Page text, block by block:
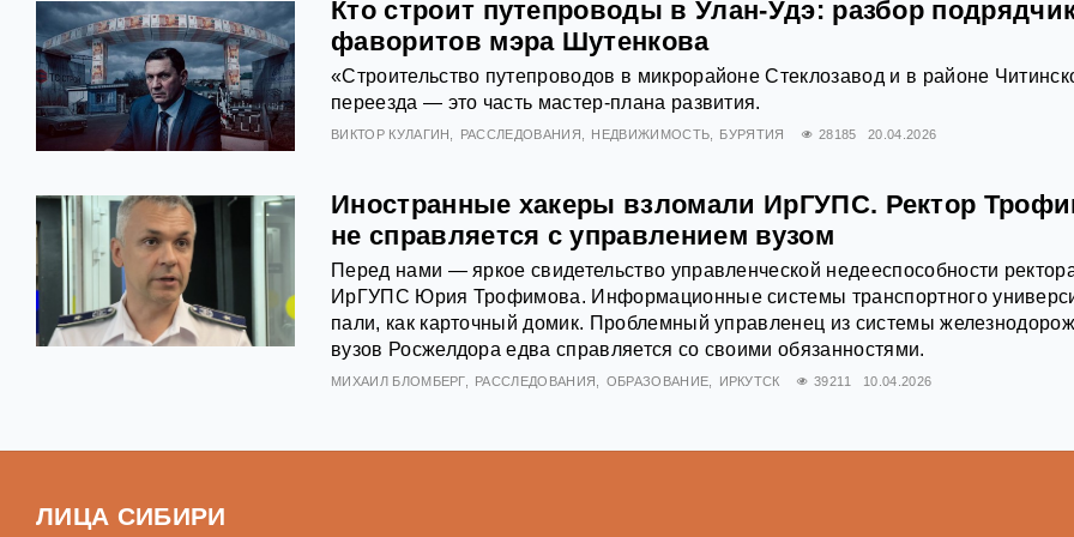
Кто строит путепроводы в Улан-Удэ: разбор
фаворитов мэра Шутенкова
«Строительство путепроводов в микрорайоне Стеклозавод и в районе
переезда — это часть мастер-плана развития.
ВИКТОР КУЛАГИН РАССЛЕДОВАНИЯ НЕДВИЖИМОСТЬ БУРЯТИЯ 28185 20.04.2026
Иностранные хакеры взломали ИрГУПС. Ректор
не справляется с управлением вузом
Перед нами — яркое свидетельство управленческой недееспособности
ИрГУПС Юрия Трофимова. Информационные системы транспортного
пали, как карточный домик. Проблемный управленец из системы
вузов Росжелдора едва справляется со своими обязанностями.
МИХАИЛ БЛОМБЕРГ РАССЛЕДОВАНИЯ ОБРАЗОВАНИЕ ИРКУТСК 39211 10.04.2026
ЛИЦА СИБИРИ